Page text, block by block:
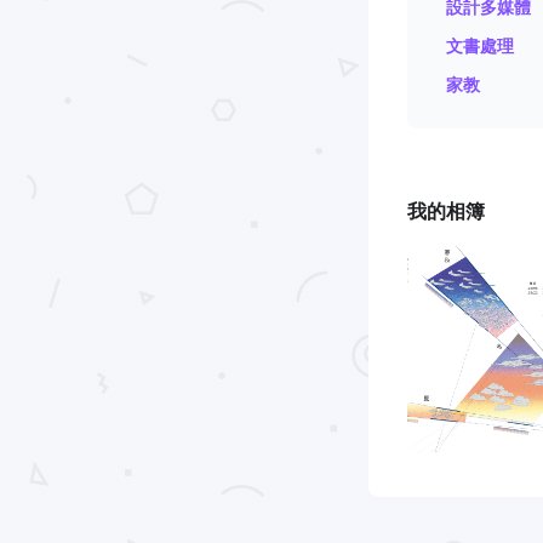
設計多媒體
文書處理
家教
我的相簿